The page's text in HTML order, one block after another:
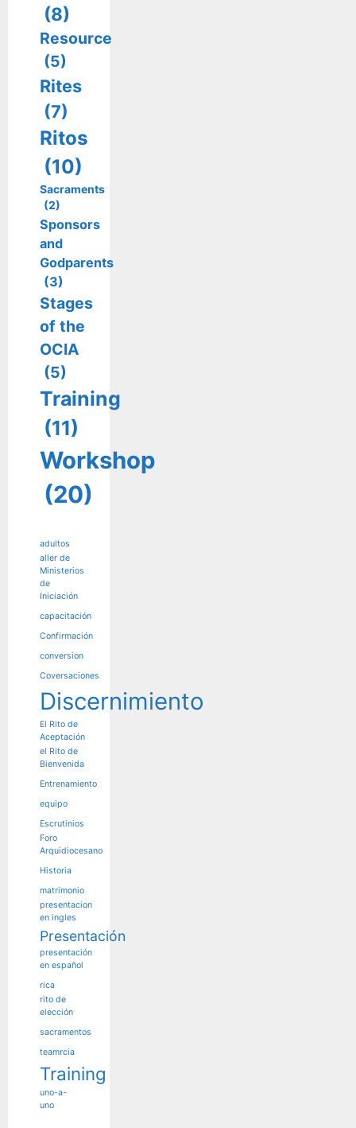
(8)
Resource
(5)
Rites
(7)
Ritos
(10)
Sacraments
(2)
Sponsors
and
Godparents
(3)
Stages
of the
OCIA
(5)
Training
(11)
Workshop
(20)
adultos
aller de
Ministerios
de
Iniciación
capacitación
Confirmación
conversion
Coversaciones
Discernimiento
El Rito de
Aceptación
el Rito de
Bienvenida
Entrenamiento
equipo
Escrutinios
Foro
Arquidiocesano
Historia
matrimonio
presentacion
en ingles
Presentación
presentación
en español
rica
rito de
elección
sacramentos
teamrcia
Training
uno-a-
uno